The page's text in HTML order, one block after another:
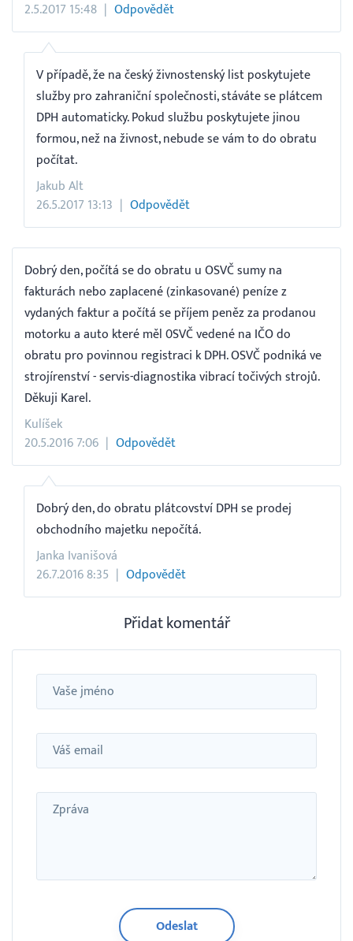
2.5.2017 15:48
Odpovědět
V případě, že na český živnostenský list poskytujete
služby pro zahraniční společnosti, stáváte se plátcem
DPH automaticky. Pokud službu poskytujete jinou
formou, než na živnost, nebude se vám to do obratu
počítat.
Jakub Alt
26.5.2017 13:13
Odpovědět
Dobrý den, počítá se do obratu u OSVČ sumy na
fakturách nebo zaplacené (zinkasované) peníze z
vydaných faktur a počítá se příjem peněz za prodanou
motorku a auto které měl 0SVČ vedené na IČO do
obratu pro povinnou registraci k DPH. OSVČ podniká ve
strojírenství - servis-diagnostika vibrací točivých strojů.
Děkuji Karel.
Kulíšek
20.5.2016 7:06
Odpovědět
Dobrý den, do obratu plátcovství DPH se prodej
obchodního majetku nepočítá.
Janka Ivanišová
26.7.2016 8:35
Odpovědět
Přidat komentář
Jméno
Email
Zpráva